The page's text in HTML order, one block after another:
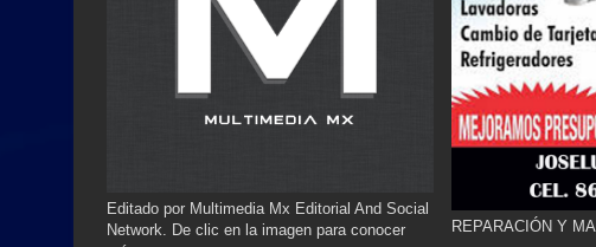
Editado por Multimedia Mx Editorial And Social
Network. De clic en la imagen para conocer
REPARACIÓN Y